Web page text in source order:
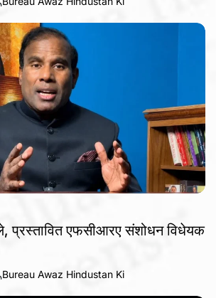
प्रस्तावित एफसीआरए संशोधन विधेयक
Bureau Awaz Hindustan Ki